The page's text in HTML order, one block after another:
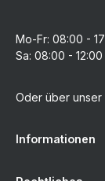
Mo-Fr: 08:00 -
Sa: 08:00 - 12:00
Oder über unser
Informationen